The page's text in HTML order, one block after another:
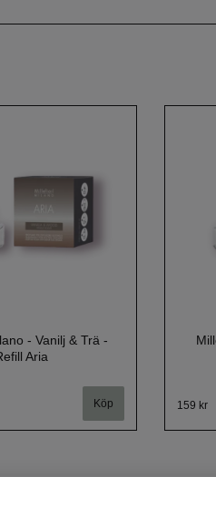
- Vanilj & Trä -
Aria
159 kr